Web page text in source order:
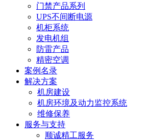
门禁产品系列
UPS不间断电源
机柜系统
发电机组
防雷产品
精密空调
案例名录
解决方案
机房建设
机房环境及动力监控系统
维修保养
服务与支持
顺诚精工服务